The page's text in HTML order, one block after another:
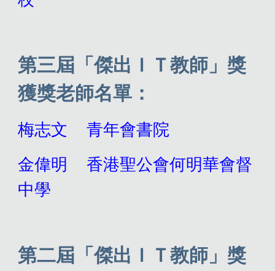
第三屆「傑出ＩＴ教師」獎
獲獎老師名單：
梅志文
青年會書院
金偉明
香港聖公會何明華會督
中學
第二屆「傑出ＩＴ教師」獎